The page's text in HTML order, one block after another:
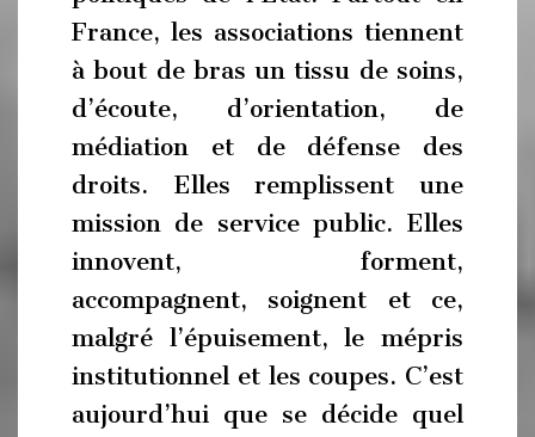
France, les associations tiennent
à bout de bras un tissu de soins,
d’écoute, d’orientation, de
médiation et de défense des
droits. Elles remplissent une
mission de service public. Elles
innovent, forment,
accompagnent, soignent et ce,
malgré l’épuisement, le mépris
institutionnel et les coupes. C’est
aujourd’hui que se décide quel